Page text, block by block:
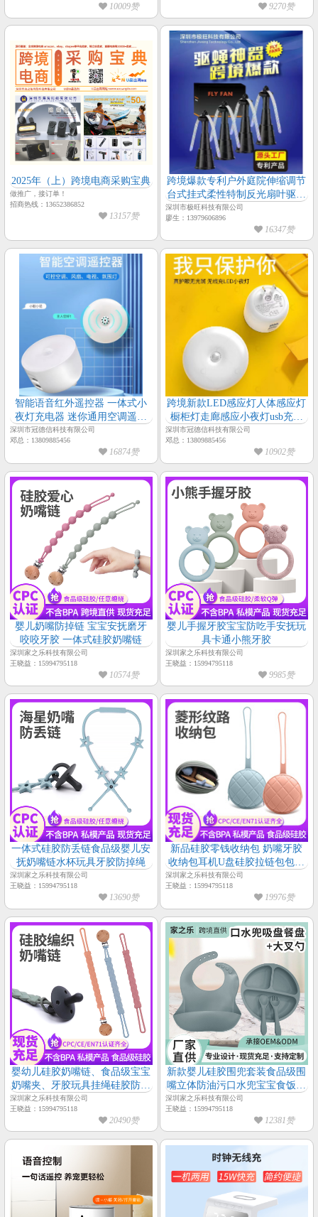
10009赞 9270赞
2025年（上）跨境电商采购宝典
做推广，接订单！
招商热线：13652386852
13157赞
跨境爆款专利户外庭院伸缩调节
台式挂式柔性特制反光扇叶驱蝇
风扇
深圳市极旺科技有限公司
廖生：13979606896
16347赞
智能语音红外遥控器 一体式小
夜灯充电器 迷你通用空调遥控
器
深圳市冠德信科技有限公司
邓总：13809885456
16874赞
跨境新款LED感应灯人体感应灯
橱柜灯走廊感应小夜灯usb充电
器
深圳市冠德信科技有限公司
邓总：13809885456
10902赞
婴儿奶嘴防掉链 宝宝安抚磨牙
咬咬牙胶 一体式硅胶奶嘴链
深圳家之乐科技有限公司
王晓益：15994795118
10574赞
婴儿手握牙胶宝宝防吃手安抚玩
具卡通小熊牙胶
深圳家之乐科技有限公司
王晓益：15994795118
9985赞
一体式硅胶防丢链食品级婴儿安
抚奶嘴链水杯玩具牙胶防掉绳
深圳家之乐科技有限公司
王晓益：15994795118
13690赞
新品硅胶零钱收纳包 奶嘴牙胶
收纳包耳机U盘硅胶拉链包包批
发
深圳家之乐科技有限公司
王晓益：15994795118
19976赞
婴幼儿硅胶奶嘴链、食品级宝宝
奶嘴夹、牙胶玩具挂绳硅胶防掉
链
深圳家之乐科技有限公司
王晓益：15994795118
20490赞
新款婴儿硅胶围兜套装食品级围
嘴立体防油污口水兜宝宝食饭叉
勺兜
深圳家之乐科技有限公司
王晓益：15994795118
12381赞